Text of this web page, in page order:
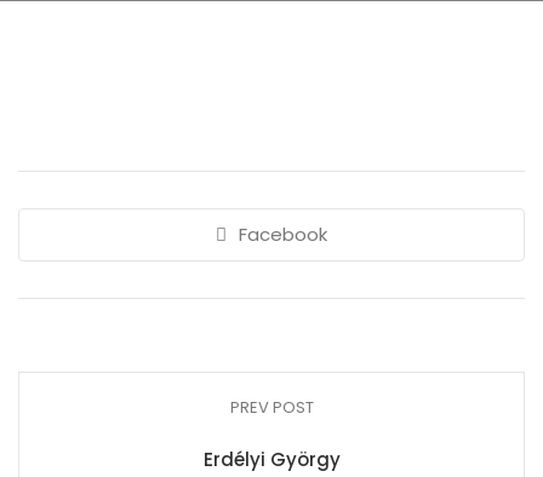
Facebook
PREV POST
Erdélyi György